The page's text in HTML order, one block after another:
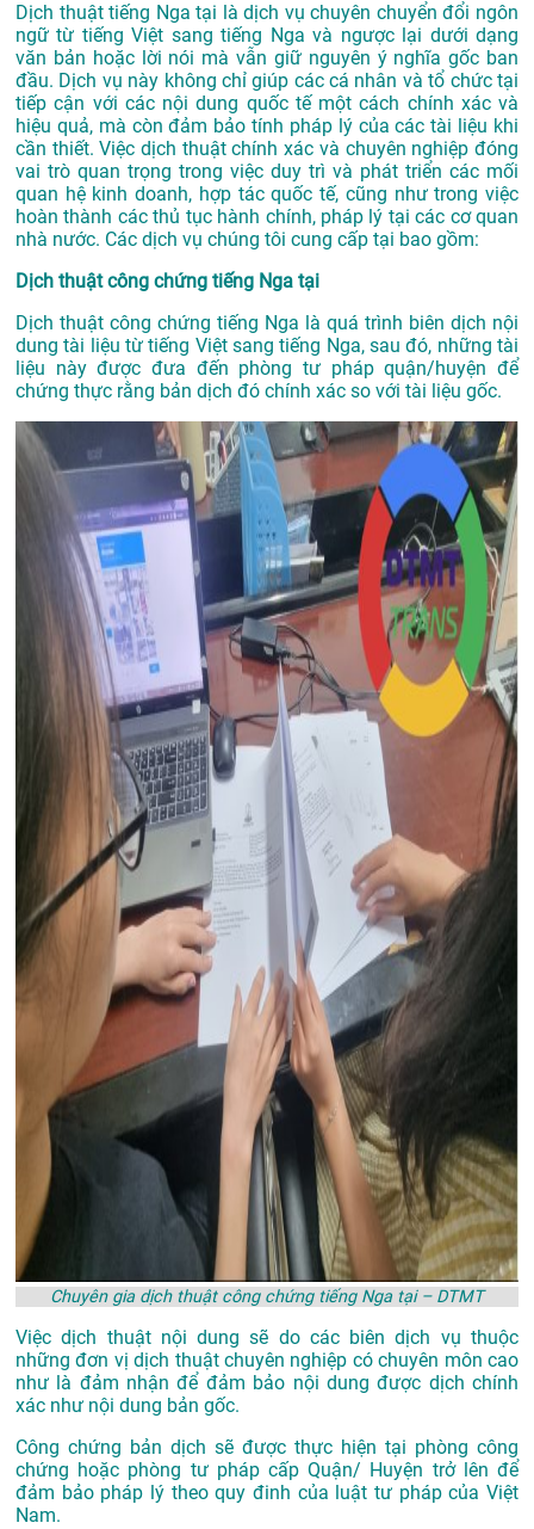
Dịch thuật tiếng Nga tại là dịch vụ chuyên chuyển đổi ngôn
ngữ từ tiếng Việt sang tiếng Nga và ngược lại dưới dạng
văn bản hoặc lời nói mà vẫn giữ nguyên ý nghĩa gốc ban
đầu. Dịch vụ này không chỉ giúp các cá nhân và tổ chức tại
tiếp cận với các nội dung quốc tế một cách chính xác và
hiệu quả, mà còn đảm bảo tính pháp lý của các tài liệu khi
cần thiết. Việc dịch thuật chính xác và chuyên nghiệp đóng
vai trò quan trọng trong việc duy trì và phát triển các mối
quan hệ kinh doanh, hợp tác quốc tế, cũng như trong việc
hoàn thành các thủ tục hành chính, pháp lý tại các cơ quan
nhà nước. Các dịch vụ chúng tôi cung cấp tại bao gồm:
Dịch thuật công chứng tiếng Nga tại
Dịch thuật công chứng tiếng Nga là quá trình biên dịch nội
dung tài liệu từ tiếng Việt sang tiếng Nga, sau đó, những tài
liệu này được đưa đến phòng tư pháp quận/huyện để
chứng thực rằng bản dịch đó chính xác so với tài liệu gốc.
Chuyên gia dịch thuật công chứng tiếng Nga tại – DTMT
Việc dịch thuật nội dung sẽ do các biên dịch vụ thuộc
những đơn vị dịch thuật chuyên nghiệp có chuyên môn cao
như là đảm nhận để đảm bảo nội dung được dịch chính
xác như nội dung bản gốc.
Công chứng bản dịch sẽ được thực hiện tại phòng công
chứng hoặc phòng tư pháp cấp Quận/ Huyện trở lên để
đảm bảo pháp lý theo quy đinh của luật tư pháp của Việt
Nam.